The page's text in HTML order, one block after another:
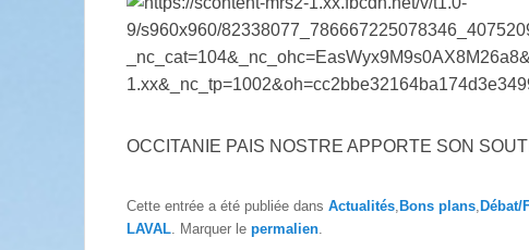
OCCITANIE PAIS NOSTRE APPORTE SON
Cette entrée a été publiée dans Actualités Bons plans Débat/
LAVAL . Marquer le permalien